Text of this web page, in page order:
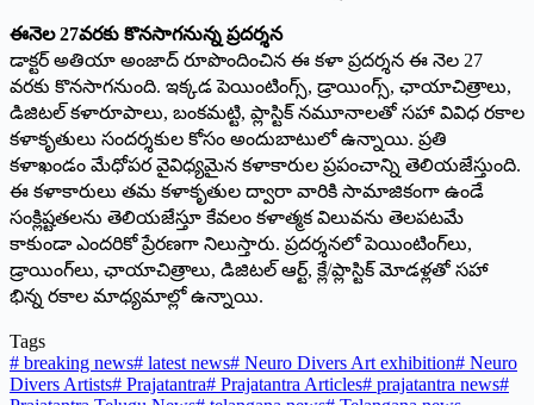
ఈనెల 27వ‌ర‌కు కొన‌సాగ‌నున్న‌ ప్ర‌ద‌ర్శ‌న‌
డాక్టర్ అతియా అంజాద్ రూపొందించిన ఈ క‌ళా ప్రదర్శన ఈ నెల 27
వరకు కొనసాగనుంది. ఇక్కడ పెయింటింగ్స్, డ్రాయింగ్స్, ఛాయాచిత్రాలు,
డిజిటల్ కళారూపాలు, బంకమట్టి, ప్లాస్టిక్ నమూనాలతో సహా వివిధ రకాల
కళాకృతులు సందర్శకుల కోసం అందుబాటులో ఉన్నాయి. ప్రతి
కళాఖండం మేధోపర వైవిధ్యమైన కళాకారుల ప్రపంచాన్ని తెలియజేస్తుంది.
ఈ కళాకారులు తమ కళాకృతుల ద్వారా వారికి సామాజికంగా ఉండే
సంక్లిష్టతలను తెలియజేస్తూ కేవలం కళాత్మక విలువను తెలపటమే
కాకుండా ఎందరికో ప్రేరణగా నిలుస్తారు. ప్రదర్శనలో పెయింటింగ్‌లు,
డ్రాయింగ్‌లు, ఛాయాచిత్రాలు, డిజిటల్ ఆర్ట్, క్లే/ప్లాస్టిక్ మోడళ్లతో సహా
భిన్న రకాల మాధ్యమాల్లో ఉన్నాయి.
Tags
# breaking news# latest news# Neuro Divers Art exhibition# Neuro
Divers Artists# Prajatantra# Prajatantra Articles# prajatantra news#